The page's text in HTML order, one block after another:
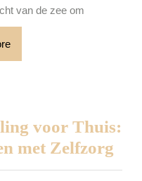
van de zee om
Read
More
voor Thuis:
met Zelfzorg
de